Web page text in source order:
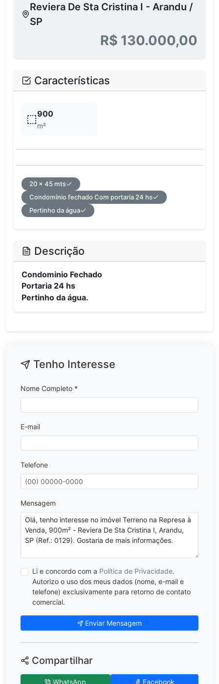
Reviera De Sta Cristina I - Arandu /
SP
R$ 130.000,00
Características
900
m²
20 x 45 mts
Condomínio fechado Com portaria 24 hs
Pertinho da água
Descrição
Condominio Fechado
Portaria 24 hs
Pertinho da água.
Tenho Interesse
Nome Completo *
E-mail
Telefone
Mensagem
Li e concordo com a Política de Privacidade.
Autorizo o uso dos meus dados (nome, e-mail e
telefone) exclusivamente para retorno de contato
comercial.
Enviar Mensagem
Compartilhar
WhatsApp Facebook